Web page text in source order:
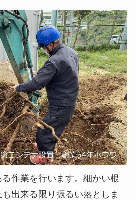
作業を行います。細かい根
出来る限り振るい落としま